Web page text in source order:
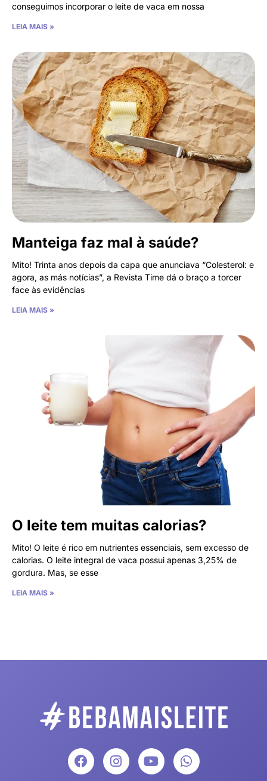
conseguimos incorporar o leite de vaca em nossa
LEIA MAIS »
Manteiga faz mal à saúde?
Mito! Trinta anos depois da capa que anunciava “Colesterol: e
agora, as más notícias”, a Revista Time dá o braço a torcer
face às evidências
LEIA MAIS »
O leite tem muitas calorias?
Mito! O leite é rico em nutrientes essenciais, sem excesso de
calorias. O leite integral de vaca possui apenas 3,25% de
gordura. Mas, se esse
LEIA MAIS »